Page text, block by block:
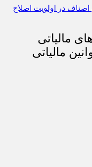
مالیاتی
مالیاتی